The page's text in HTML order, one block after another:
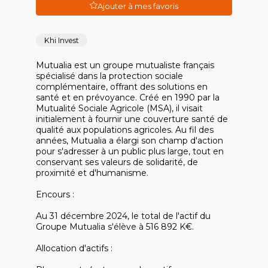
Ajouter à mes favoris
Khi Invest
Mutualia est un groupe mutualiste français
spécialisé dans la protection sociale
complémentaire, offrant des solutions en
santé et en prévoyance. Créé en 1990 par la
Mutualité Sociale Agricole (MSA), il visait
initialement à fournir une couverture santé de
qualité aux populations agricoles. Au fil des
années, Mutualia a élargi son champ d'action
pour s'adresser à un public plus large, tout en
conservant ses valeurs de solidarité, de
proximité et d'humanisme.
Encours :
Au 31 décembre 2024, le total de l'actif du
Groupe Mutualia s'élève à 516 892 K€.
Allocation d'actifs :